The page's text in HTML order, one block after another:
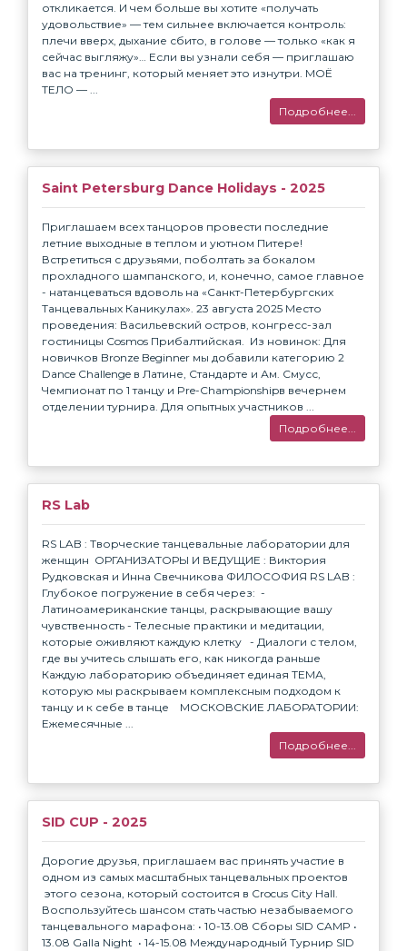
откликается. И чем больше вы хотите «получать
удовольствие» — тем сильнее включается контроль:
плечи вверх, дыхание сбито, в голове — только «как я
сейчас выгляжу»… Если вы узнали себя — приглашаю
вас на тренинг, который меняет это изнутри. МОЁ
ТЕЛО — ...
Подробнее...
Saint Petersburg Dance Holidays - 2025
Приглашаем всех танцоров провести последние
летние выходные в теплом и уютном Питере!
Встретиться с друзьями, поболтать за бокалом
прохладного шампанского, и, конечно, самое главное
- натанцеваться вдоволь на «Санкт-Петербургских
Танцевальных Каникулах». 23 августа 2025 Место
проведения: Васильевский остров, конгресс-зал
гостиницы Cosmos Прибалтийская. Из новинок: Для
новичков Bronze Beginner мы добавили категорию 2
Dance Challenge в Латине, Стандарте и Ам. Смусс,
Чемпионат по 1 танцу и Pre-Championshipв вечернем
отделении турнира. Для опытных участников ...
Подробнее...
RS Lab
RS LAB : Творческие танцевальные лаборатории для
женщин ОРГАНИЗАТОРЫ И ВЕДУЩИЕ : Виктория
Рудковская и Инна Свечникова ФИЛОСОФИЯ RS LAB :
Глубокое погружение в себя через: -
Латиноамериканские танцы, раскрывающие вашу
чувственность - Телесные практики и медитации,
которые оживляют каждую клетку - Диалоги с телом,
где вы учитесь слышать его, как никогда раньше
Каждую лабораторию объединяет единая ТЕМА,
которую мы раскрываем комплексным подходом к
танцу и к себе в танце МОСКОВСКИЕ ЛАБОРАТОРИИ:
Ежемесячные ...
Подробнее...
SID CUP - 2025
Дорогие друзья, приглашаем вас принять участие в
одном из самых масштабных танцевальных проектов
этого сезона, который состоится в Crocus City Hall.
Воспользуйтесь шансом стать частью незабываемого
танцевального марафона: • 10-13.08 Сборы SID CAMP •
⁠13.08 Galla Night • ⁠14-15.08 Международный Турнир SID